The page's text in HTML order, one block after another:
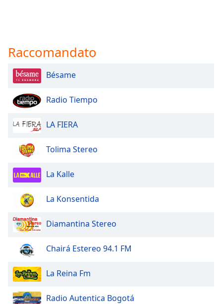
Raccomandato
Bésame
Radio Tiempo
LA FIERA
Tolima Stereo
La Kalle
La Konsentida
Diamantina Stereo
Chairá Estereo 94.1 FM
La Reina Fm
Radio Autentica Bogotá